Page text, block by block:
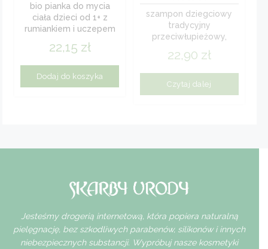
bio pianka do mycia
ciała dzieci od 1+ z
rumiankiem i uczepem
22,15 zł
Dodaj do koszyka
szampon dziegciowy
tradycyjny
przeciwłupieżowy,
przeciwgrzybiczy pb
22,90 zł
Czytaj dalej
Jesteśmy drogerią internetową, która popiera naturalną
pielęgnację, bez szkodliwych parabenów, silikonów i innych
niebezpiecznych substancji. Wypróbuj nasze kosmetyki